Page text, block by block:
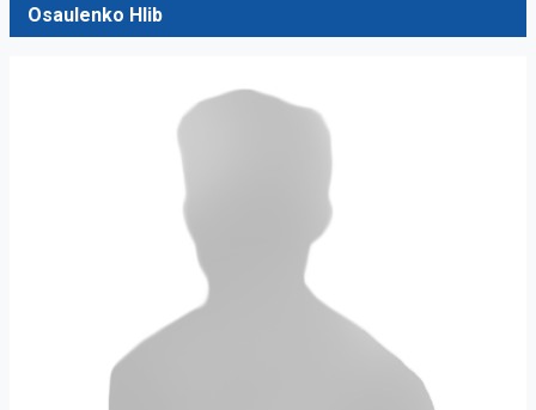
Osaulenko Hlib